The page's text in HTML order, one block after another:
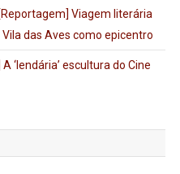
[Reportagem] Viagem literária
das Aves como epicentro
‘lendária’ escultura do Cine